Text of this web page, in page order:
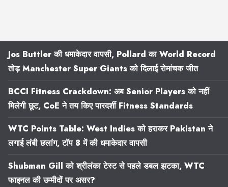
Jos Buttler की धमाकेदार वापसी, Pollard का World Record
तोड़ Manchester Super Giants को दिलाई रोमांचक जीत
BCCI Fitness Crackdown: अब Senior Players को नहीं
मिलेगी छूट, CoE ने तय किए पारदर्शी Fitness Standards
WTC Points Table: West Indies को हराकर Pakistan ने
लगाई लंबी छलांग, टॉप 8 में की धमाकेदार वापसी
Shubman Gill को श्रीलंका टेस्ट से पहले डबल झटका, WTC
फाइनल की उम्मीदों पर असर?